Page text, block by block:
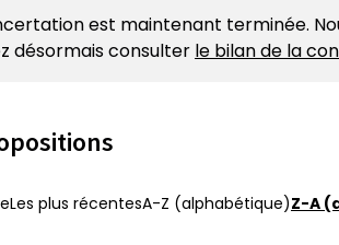
est maintenant terminée.
désormais consulter le bilan de la
Les plus récentesA-Z (alphabétique)Z-A